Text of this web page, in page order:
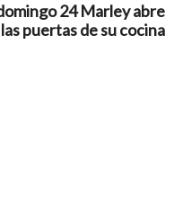
24 Marley abre
las puertas de su cocina